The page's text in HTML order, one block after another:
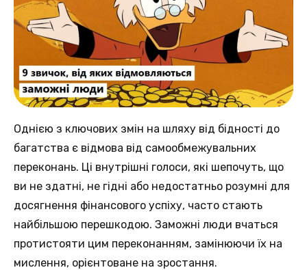
Однією з ключових змін на шляху від бідності до
багатства є відмова від самообмежувальних
переконань. Ці внутрішні голоси, які шепочуть, що
ви не здатні, не гідні або недостатньо розумні для
досягнення фінансового успіху, часто стають
найбільшою перешкодою. Заможні люди вчаться
протистояти цим переконанням, замінюючи їх на
мислення, орієнтоване на зростання.